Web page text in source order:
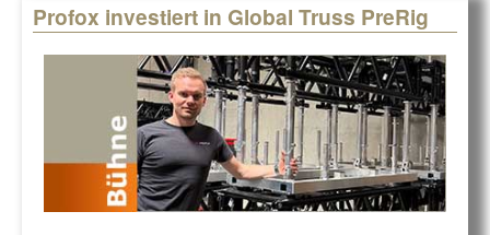
Profox investiert in Global Truss PreRig